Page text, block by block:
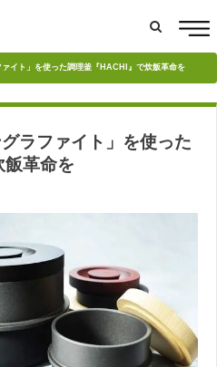
イト」を使った調理釜『HACHI』で炊飯革命を
ラファイト」を使った
革命を